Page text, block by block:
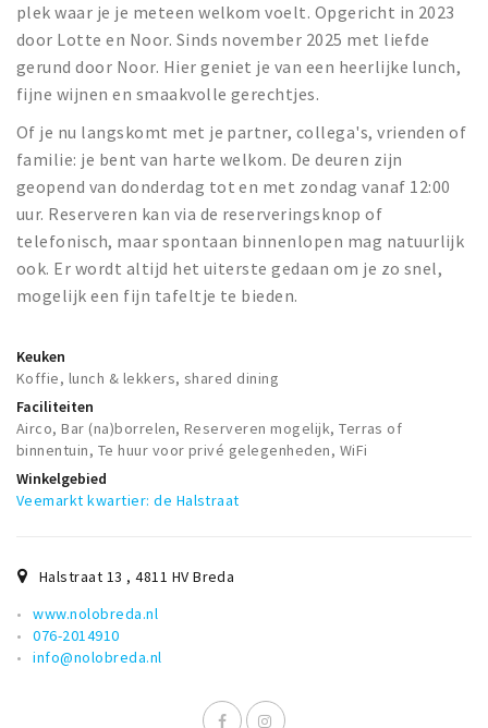
Natuurgebieden
Baroniepoorten
Privacy
Inloggen
plek waar je je meteen welkom voelt. Opgericht in 2023
door Lotte en Noor. Sinds november 2025 met liefde
gerund door Noor. Hier geniet je van een heerlijke lunch,
fijne wijnen en smaakvolle gerechtjes.
Of je nu langskomt met je partner, collega's, vrienden of
familie: je bent van harte welkom. De deuren zijn
geopend van donderdag tot en met zondag vanaf 12:00
uur. Reserveren kan via de reserveringsknop of
telefonisch, maar spontaan binnenlopen mag natuurlijk
ook. Er wordt altijd het uiterste gedaan om je zo snel,
mogelijk een fijn tafeltje te bieden.
Keuken
Koffie, lunch & lekkers, shared dining
Faciliteiten
Airco, Bar (na)borrelen, Reserveren mogelijk, Terras of
binnentuin, Te huur voor privé gelegenheden, WiFi
Winkelgebied
Veemarkt kwartier: de Halstraat
Halstraat 13 ,4811 HV Breda
www.nolobreda.nl
076-2014910
info@nolobreda.nl